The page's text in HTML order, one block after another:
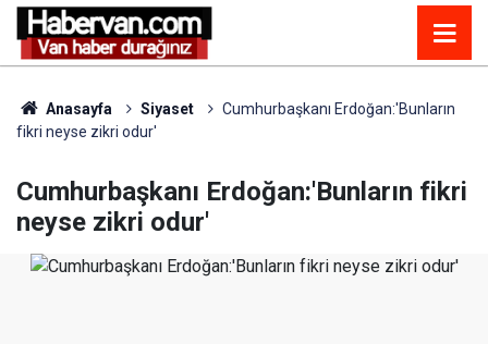
Anasayfa Siyaset
Cumhurbaşkanı Erdoğan:'Bunların
fikri neyse zikri odur'
Cumhurbaşkanı Erdoğan:'Bunların fikri
neyse zikri odur'